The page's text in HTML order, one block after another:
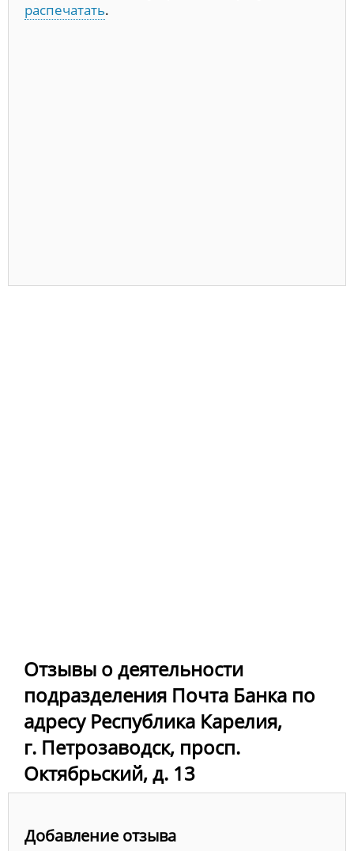
распечатать.
Отзывы о деятельности
подразделения Почта Банка по
адресу Республика Карелия,
г. Петрозаводск, просп.
Октябрьский, д. 13
Добавление отзыва